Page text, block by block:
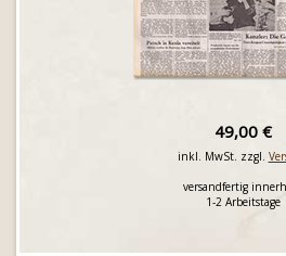
49,00 €
inkl. MwSt. zzgl.
versandfertig
1-2 Arbeitstage